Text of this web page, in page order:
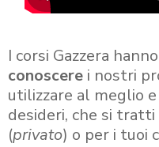
I corsi Gazzera
conoscere i nostri
utilizzare al meglio
desideri, che si
(privato) o per i tuoi